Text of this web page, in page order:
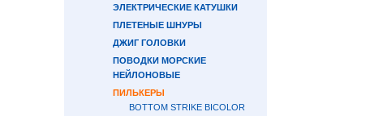
ЭЛЕКТРИЧЕСКИЕ КАТУШКИ
ПЛЕТЕНЫЕ ШНУРЫ
ДЖИГ ГОЛОВКИ
ПОВОДКИ МОРСКИЕ
НЕЙЛОНОВЫЕ
ПИЛЬКЕРЫ
BOTTOM STRIKE BICOLOR